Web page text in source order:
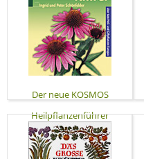
Der neue KOSMOS
Heilpflanzenführer